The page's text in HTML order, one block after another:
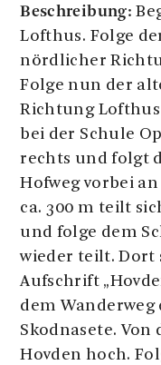
Beschreibung:
Lofthus. Folge
nördlicher
Folge nun der
Richtung Lofthus
bei der Schule
rechts und folgt
Hofweg vorbei
ca. 300 m teilt
und folge dem
wieder teilt. Dort
Aufschrift
dem
Skodnasete.
Hovden hoch.